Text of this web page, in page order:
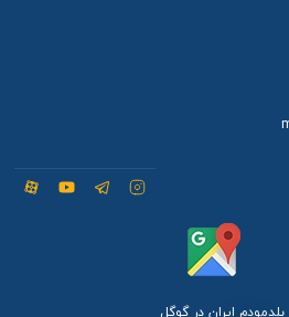
مودم ایران در گوگل